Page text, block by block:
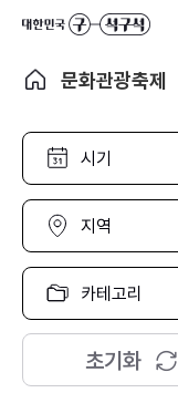
문화관광축제
시
선
택
지
선
택
카
고
리
택
초기화